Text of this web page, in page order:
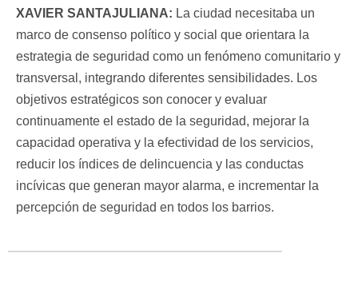
XAVIER SANTAJULIANA: La ciudad necesitaba un
marco de consenso político y social que orientara la
estrategia de seguridad como un fenómeno comunitario y
transversal, integrando diferentes sensibilidades. Los
objetivos estratégicos son conocer y evaluar
continuamente el estado de la seguridad, mejorar la
capacidad operativa y la efectividad de los servicios,
reducir los índices de delincuencia y las conductas
incívicas que generan mayor alarma, e incrementar la
percepción de seguridad en todos los barrios.